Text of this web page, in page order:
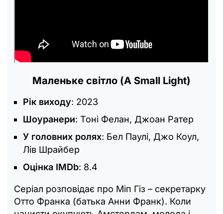
Маленьке світло (A Small Light)
Рік виходу: 2023
Шоуранери: Тоні Фелан, Джоан Ратер
У головних ролях: Бел Паулі, Джо Коул,
Лів Шрайбер
Оцінка IMDb: 8.4
Серіал розповідає про Міп Гіз – секретарку
Отто Франка (батька Анни Франк). Коли